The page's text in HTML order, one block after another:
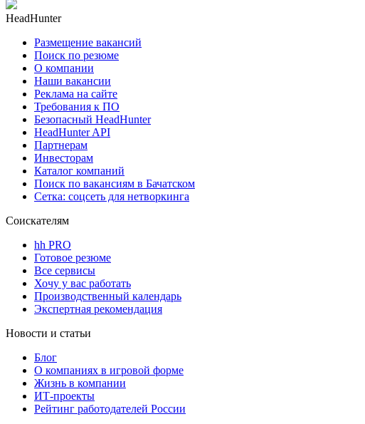
HeadHunter
Размещение вакансий
Поиск по резюме
О компании
Наши вакансии
Реклама на сайте
Требования к ПО
Безопасный HeadHunter
HeadHunter API
Партнерам
Инвесторам
Каталог компаний
Поиск по вакансиям в Бачатском
Сетка: соцсеть для нетворкинга
Соискателям
hh PRO
Готовое резюме
Все сервисы
Хочу у вас работать
Производственный календарь
Экспертная рекомендация
Новости и статьи
Блог
О компаниях в игровой форме
Жизнь в компании
ИТ-проекты
Рейтинг работодателей России